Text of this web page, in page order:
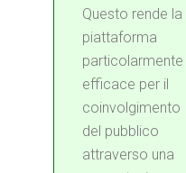
Questo rende la
piattaforma
particolarmente
efficace per il
coinvolgimento
del pubblico
attraverso una